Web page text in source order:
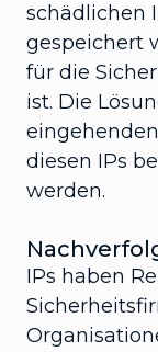
schädlichen
gespeichert
für die
ist. Die
diesen IPs
werden.
IPs haben